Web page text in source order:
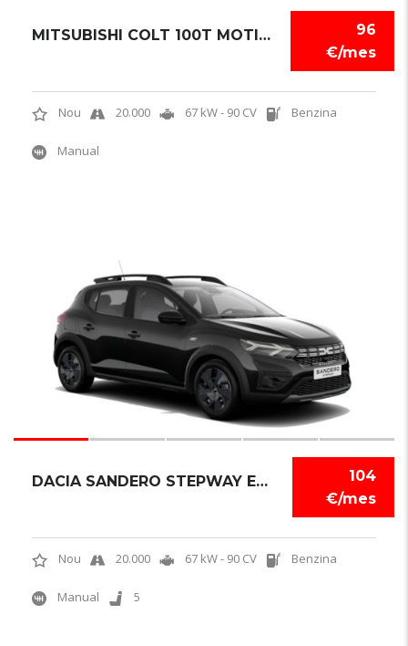
96
€/mes
MITSUBISHI COLT 100T MOTION
Nou 20.000 67 kW - 90 CV Benzina
Manual
104
€/mes
DACIA SANDERO STEPWAY EXPRESSION
Nou 20.000 67 kW - 90 CV Benzina
Manual 5